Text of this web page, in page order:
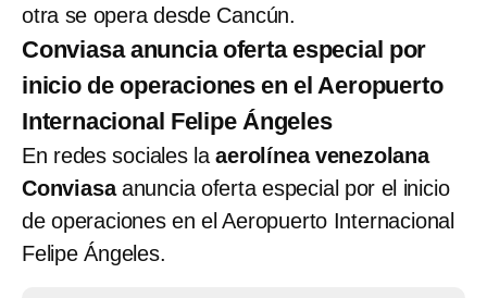
otra se opera desde Cancún.
Conviasa anuncia oferta especial por
inicio de operaciones en el Aeropuerto
Internacional Felipe Ángeles
En redes sociales laaerolínea venezolana
Conviasaanuncia oferta especial por el inicio
de operaciones en el Aeropuerto Internacional
Felipe Ángeles.